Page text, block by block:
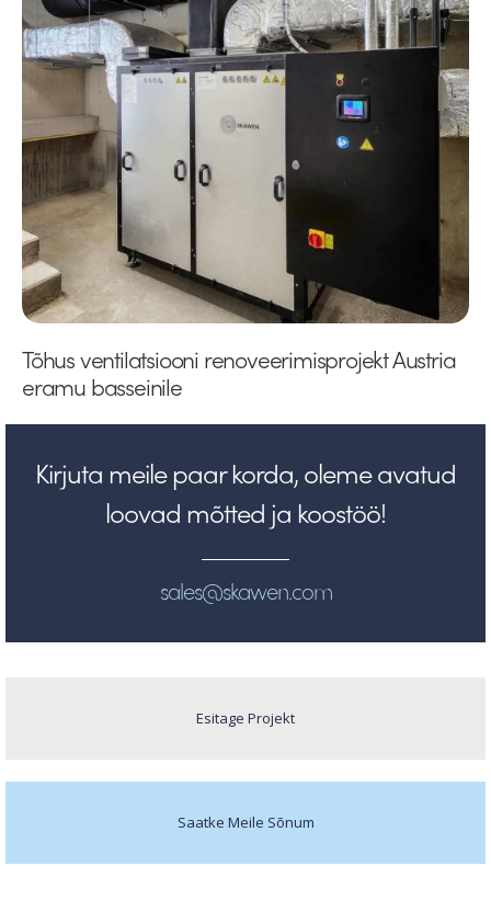
Tõhus ventilatsiooni renoveerimisprojekt Austria
eramu basseinile
Kirjuta meile paar korda, oleme avatud
loovad mõtted ja koostöö!
sales@skawen.com
Esitage Projekt
Saatke Meile Sõnum